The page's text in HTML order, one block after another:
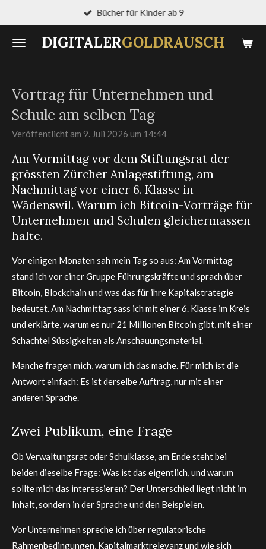
springen DIGITALERGOLDRAUSCH
Bücher für Kinder ab 9
Vortrag für Unternehmen und
Schule am selben Tag
Veröffentlicht am 9. Juli 2026 um 14:44
Am Vormittag vor dem Stiftungsrat der
grössten Zürcher Anlagestiftung, am
Nachmittag vor einer 6. Klasse in
Wädenswil. Warum ich Bitcoin-Vorträge für
Unternehmen und Schulen gleichermassen
halte.
Vor einigen Monaten sah mein Tag so aus: Am Vormittag
stand ich vor einer Gruppe Führungskräfte und sprach über
Bitcoin, Blockchain und was das für ihre Kapitalstrategie
bedeutet. Am Nachmittag sass ich mit einer 6. Klasse im Kreis
und erklärte, warum es nur 21 Millionen Bitcoin gibt, mit einer
Schachtel Süssigkeiten als Anschauungsmaterial.
Manche fragen mich, warum ich das mache. Für mich ist die
Antwort einfach: Es ist derselbe Auftrag, nur mit einer
anderen Sprache.
Zwei Publikum, eine Frage
Ob Verwaltungsrat oder Schulklasse, am Ende steht bei
beiden dieselbe Frage: Was ist das eigentlich, und warum
sollte mich das interessieren? Der Unterschied liegt nicht im
Inhalt, sondern in der Sprache und den Beispielen.
Vor Unternehmen spreche ich über regulatorische
Rahmenbedingungen, Kapitalmarktrelevanz und wie sich